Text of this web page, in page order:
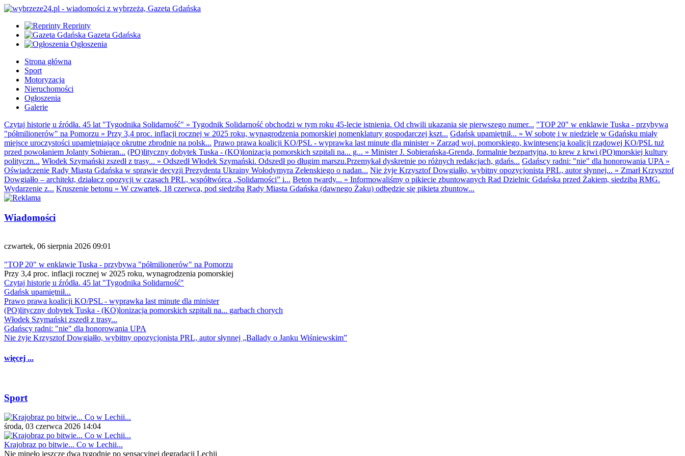
Reprinty
Gazeta Gdańska
Ogłoszenia
Strona główna
Sport
Motoryzacja
Nieruchomości
Ogłoszenia
Galerie
Czytaj historię u źródła. 45 lat "Tygodnika Solidarność" » Tygodnik Solidarność obchodzi w tym roku 45-lecie istnienia. Od chwili ukazania się pierwszego numer... "TOP 20" w enklawie Tuska - przybywa
"półmilionerów" na Pomorzu » Przy 3,4 proc. inflacji rocznej w 2025 roku, wynagrodzenia pomorskiej nomenklatury gospodarczej kszt... Gdańsk upamiętnił... » W sobotę i w niedzielę w Gdańsku miały
miejsce uroczystości upamiętniające okrutne zbrodnie na polsk... Prawo prawa koalicji KO/PSL - wyprawka last minute dla minister» Zarząd woj. pomorskiego, kwintesencja koalicji rządowej KO/PSL tuż
przed powołaniem Jolanty Sobieran... (PO)lityczny dobytek Tuska - (KO)lonizacja pomorskich szpitali na... g... » Minister J. Sobierańska-Grenda, formalnie bezpartyjna, to krew z krwi (PO)morskiej kultury
polityczn... Włodek Szymański zszedł z trasy... » Odszedł Włodek Szymański. Odszedł po długim marszu.Przemykał dyskretnie po różnych redakcjach, gdańs... Gdańscy radni: "nie" dla honorowania UPA »
Oświadczenie Rady Miasta Gdańska w sprawie decyzji Prezydenta Ukrainy Wołodymyra Zełenskiego o nadan... Nie żyje Krzysztof Dowgiałło, wybitny opozycjonista PRL, autor słynnej... » Zmarł Krzysztof
Dowgiałło – architekt, działacz opozycji w czasach PRL, współtwórca „Solidarności” i... Beton twardy... » Informowaliśmy o pikiecie zbuntowanych Rad Dzielnic Gdańska przed Żakiem, siedzibą RMG.
Wydarzenie z... Kruszenie betonu » W czwartek, 18 czerwca, pod siedzibą Rady Miasta Gdańska (dawnego Żaku) odbędzie się pikieta zbuntow...
Wiadomości
czwartek, 06 sierpnia 2026 09:01
"TOP 20" w enklawie Tuska - przybywa "półmilionerów" na Pomorzu
Przy 3,4 proc. inflacji rocznej w 2025 roku, wynagrodzenia pomorskiej
Czytaj historię u źródła. 45 lat "Tygodnika Solidarność"
Gdańsk upamiętnił...
Prawo prawa koalicji KO/PSL - wyprawka last minute dla minister
(PO)lityczny dobytek Tuska - (KO)lonizacja pomorskich szpitali na... garbach chorych
Włodek Szymański zszedł z trasy...
Gdańscy radni: "nie" dla honorowania UPA
Nie żyje Krzysztof Dowgiałło, wybitny opozycjonista PRL, autor słynnej „Ballady o Janku Wiśniewskim”
więcej ...
Sport
środa, 03 czerwca 2026 14:04
Krajobraz po bitwie... Co w Lechii...
Nie minęło jeszcze dwa tygodnie po sensacyjnej degradacji Lechii